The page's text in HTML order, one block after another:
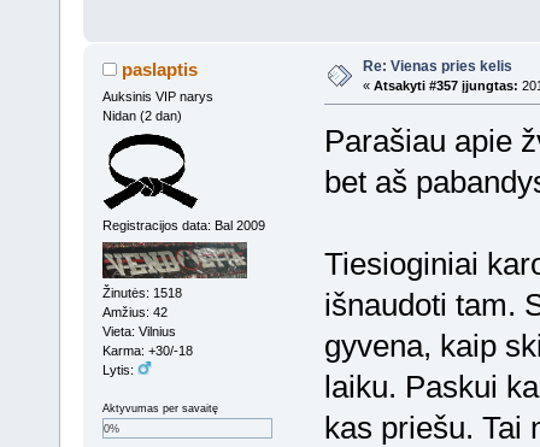
paslaptis
Auksinis VIP narys
Nidan (2 dan)
Registracijos data: Bal 2009
Žinutės: 1518
Amžius: 42
Vieta: Vilnius
Karma: +30/-18
Lytis:
Aktyvumas per savaitę
0%
Re: Vienas pries kelis
« Atsakyti #357 įjungtas:
Parašiau apie
bet aš
Tiesioginiai
išnaudoti tam.
gyvena, kaip
laiku. Paskui
kas priešu. Tai